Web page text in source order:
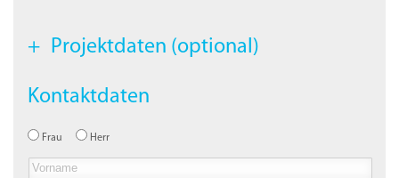
Projektdaten (optional)
Kontaktdaten
Frau Herr